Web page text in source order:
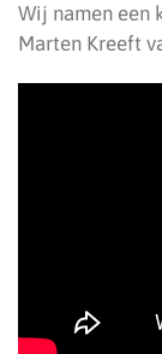
Wij namen een
Marten Kreeft